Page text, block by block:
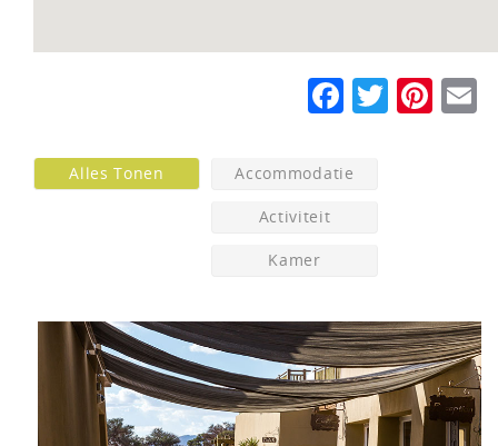
Alles Tonen Accommodatie
Activiteit
Kamer